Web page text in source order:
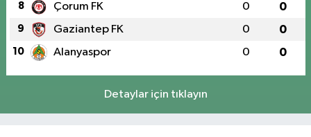
8 Çorum FK 0 0
9 Gaziantep FK 0 0
10 Alanyaspor 0 0
Detaylar için tıklayın